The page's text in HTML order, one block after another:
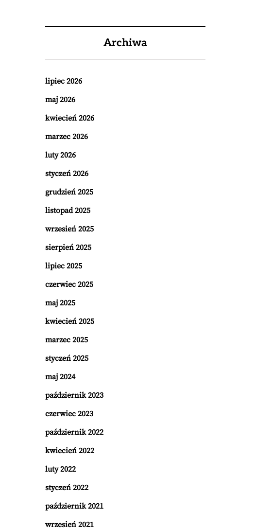
Archiwa
lipiec 2026
maj 2026
kwiecień 2026
marzec 2026
luty 2026
styczeń 2026
grudzień 2025
listopad 2025
wrzesień 2025
sierpień 2025
lipiec 2025
czerwiec 2025
maj 2025
kwiecień 2025
marzec 2025
styczeń 2025
maj 2024
październik 2023
czerwiec 2023
październik 2022
kwiecień 2022
luty 2022
styczeń 2022
październik 2021
wrzesień 2021